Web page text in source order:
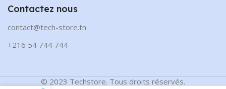
Contactez nous
contact@tech-store.tn
+216 54 744 744
© 2023 Techstore. Tous droits réservés.